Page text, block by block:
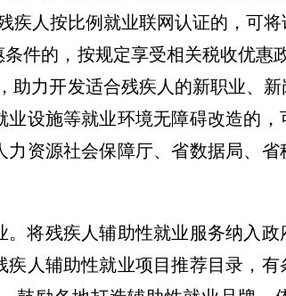
疾人按比例就业联网认证的，可
件的，按规定享受相关税收优惠
助力开发适合残疾人的新职业、
设施等就业环境无障碍改造的，
资源社会保障厅、省数据局、
。将残疾人辅助性就业服务纳入
人辅助性就业项目推荐目录，